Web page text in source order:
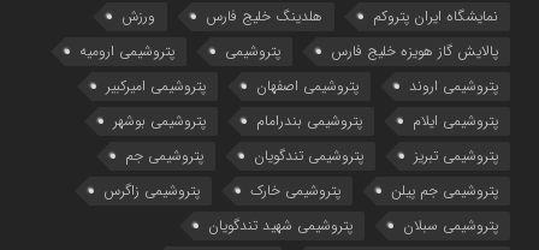
نمایشگاه ایران پتروکم
هلدینگ خلیج فارس
ورزش
پالایش گاز هویزه خلیج فارس
پتروشیمی
پتروشیمی ارومیه
پتروشیمی اروند
پتروشیمی اصفهان
پتروشیمی امیرکبیر
پتروشیمی ایلام
پتروشیمی بندرامام
پتروشیمی بوشهر
پتروشیمی تبریز
پتروشیمی تندگویان
پتروشیمی جم
پتروشیمی جم پیلن
پتروشیمی خارک
پتروشیمی زاگرس
پتروشیمی سبلان
پتروشیمی شهید تندگویان